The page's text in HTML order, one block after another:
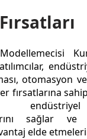
otomasyon
fırsatlarına
sağlar ve
elde